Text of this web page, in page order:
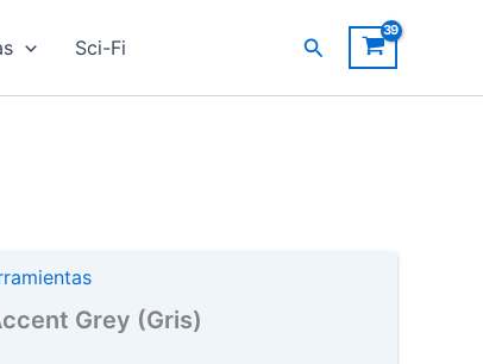
Sci-Fi Buscar
Grey (Gris)
Grey